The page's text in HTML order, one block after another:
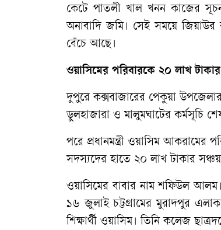
কেটে পাতলী খাল খনন কাজের
অনাবাদি জমি। সেই সময়ে
বেঁচে আছে।
ওয়াসিমের পরিবারকে ২০ লাখ
দুপুরে কক্সবাজারের পেকুয়া
ডুলহাজারা ও মালুমঘাটের কর্মসূচি
পরে প্রধানমন্ত্রী ওয়াসিম আকরামের
সদস্যদের হাতে ২০ লাখ টাকার
ওয়াসিমের বাবার নাম শফিউল আলম।
১৬ জুলাই চট্টগ্রামের মুরাদপুর
শিক্ষার্থী ওয়াসিম। তিনি কলেজ